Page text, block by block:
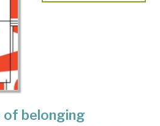
of belonging